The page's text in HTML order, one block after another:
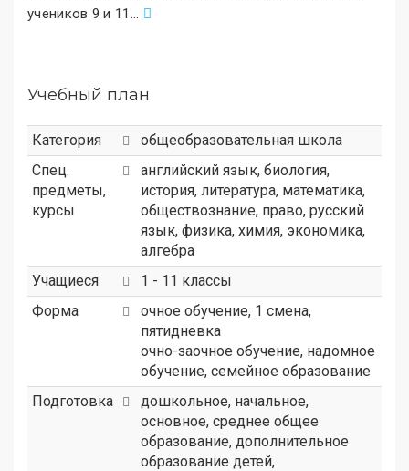
учеников 9 и 11 ...
Учебный план
Категория
общеобразовательная школа
Спец.
предметы,
курсы
английский язык, биология,
история, литература, математика,
обществознание, право, русский
язык, физика, химия, экономика,
алгебра
Учащиеся
1 - 11 классы
Форма
очное обучение, 1 смена,
пятидневка
очно-заочное обучение, надомное
обучение, семейное образование
Подготовка
дошкольное, начальное,
основное, среднее общее
образование, дополнительное
образование детей,